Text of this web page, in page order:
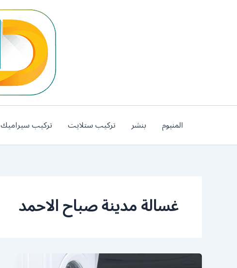
المنيوم بنشر تركيب ستلايت تركيب سيراميك
غسالة مدينة صباح الاحمد